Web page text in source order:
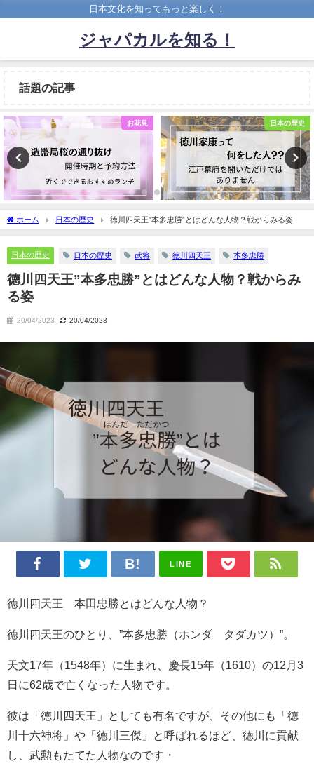
日本文化を知ってもっと楽しく！
ジャパカルを知る！
話題の記事
お花見 日本の歴史
ホーム 日本の歴史 徳川四天王”本多忠勝”とはどんな人物？戦からみる姿
日本の歴史 日本の歴史 武将 徳川四天王 本多忠勝
徳川四天王”本多忠勝”とはどんな人物？戦からみ
る姿
20/04/2023 20/04/2023
LINE
徳川四天王 本田忠勝とはどんな人物？
徳川四天王のひとり、”本多忠勝（ホンダ タダカツ）”。
天文17年（1548年）に生まれ、慶長15年（1610）の12月3
日に62歳で亡くなった人物です。
彼は「徳川四天王」としても有名ですが、その他にも「徳
川十六神将」や「徳川三傑」と呼ばれるほど、徳川に貢献
し、武勲もたてた人物なのです・